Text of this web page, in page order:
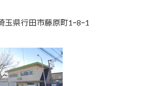
玉県行田市藤原町1ｰ8ｰ1